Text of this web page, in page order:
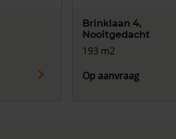
Brinklaan 4,
Nooitgedacht
193 m2
Op aanvraag